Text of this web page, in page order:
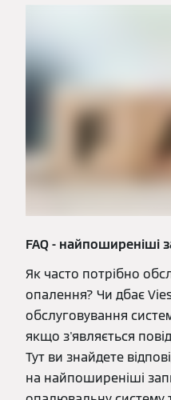
FAQ - найпоширеніші
Як часто потрібно
опалення? Чи дбає
обслуговування
якщо з'являється
Тут ви знайдете
на найпоширеніші